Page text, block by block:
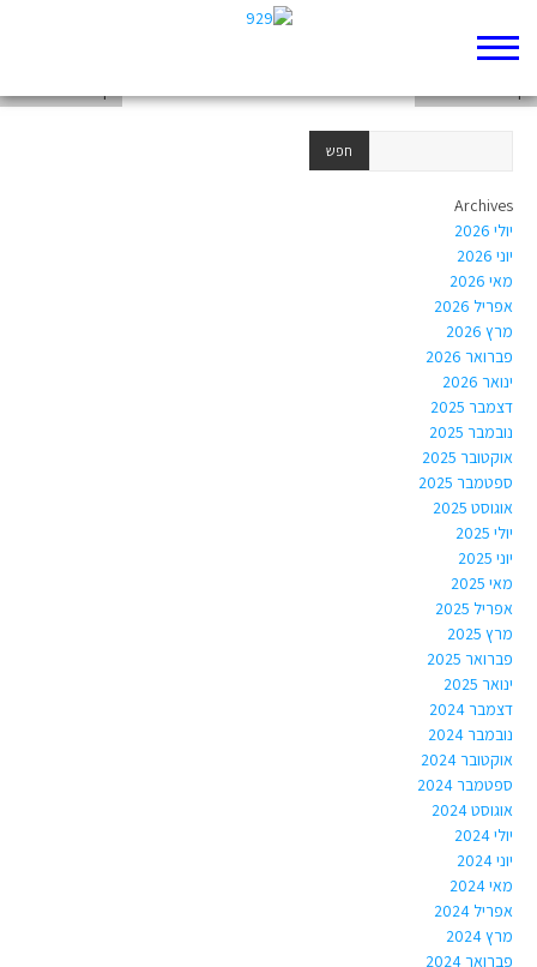
Archives
יולי 2026
יוני 2026
מאי 2026
אפריל 2026
מרץ 2026
פברואר 2026
ינואר 2026
דצמבר 2025
נובמבר 2025
אוקטובר 2025
ספטמבר 2025
אוגוסט 2025
יולי 2025
יוני 2025
מאי 2025
אפריל 2025
מרץ 2025
פברואר 2025
ינואר 2025
דצמבר 2024
נובמבר 2024
אוקטובר 2024
ספטמבר 2024
אוגוסט 2024
יולי 2024
יוני 2024
מאי 2024
אפריל 2024
מרץ 2024
פברואר 2024